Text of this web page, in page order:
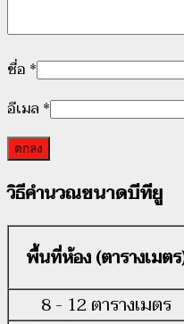
ชื่อ *
อีเมล *
วิธีคำนวณขนาดบีทียู
พื้นที่ห้อง (ตารางเมต
8 - 12 ตารางเมตร